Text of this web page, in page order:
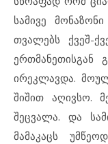
სამივე
თვალებს ქვეშ-
ერთმანეთისგან
ირეკლავდა.
შიშით აღივსო.
შეცვალა. და
მამაკაცს